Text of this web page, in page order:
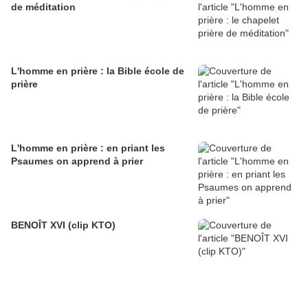
de méditation
L'homme en prière : la Bible école de
prière
L'homme en prière : en priant les
Psaumes on apprend à prier
BENOÎT XVI (clip KTO)